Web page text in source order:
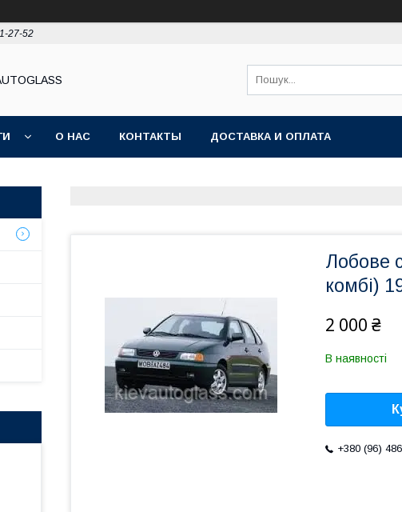
27-52
О НАС КОНТАКТЫ ДОСТАВКА И ОПЛАТА
Лобове
комбі)
2 000 ₴
В наявності
+380 (96)